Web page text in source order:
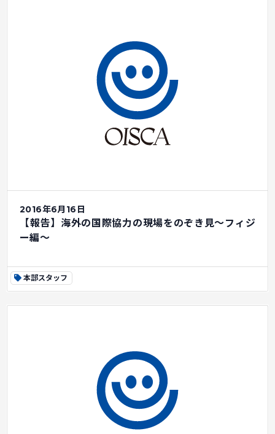
2016年6月16日
【報告】海外の国際協力の現場をのぞき見～フィジ
ー編～
本部スタッフ